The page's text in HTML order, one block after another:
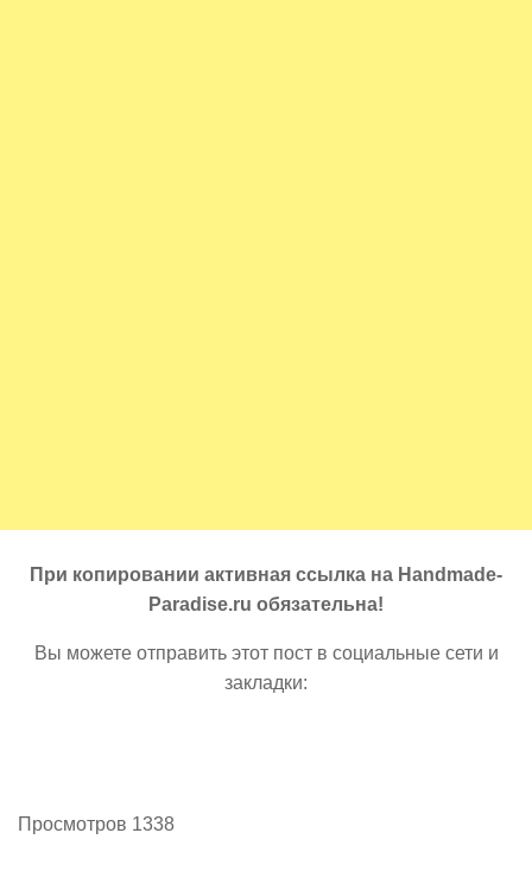
При копировании активная ссылка на Handmade-
Paradise.ru обязательна!
Вы можете отправить этот пост в социальные сети и
закладки:
Просмотров 1338